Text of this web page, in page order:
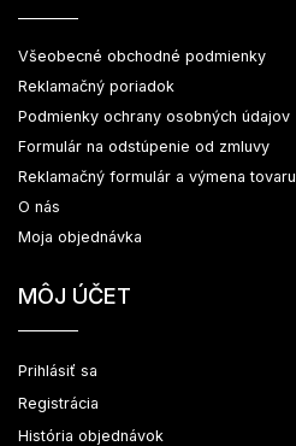
Všeobecné obchodné podmienky
Reklamačný poriadok
Podmienky ochrany osobných údajov
Formulár na odstúpenie od zmluvy
Reklamačný formulár a výmena tovaru
O nás
Moja objednávka
MÔJ ÚČET
Prihlásiť sa
Registrácia
História objednávok